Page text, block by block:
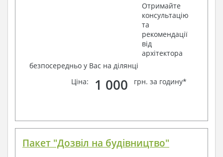
Отримайте
консультацію
та
рекомендації
від
архітектора
безпосередньо у Вас на ділянці
Ціна:
1 000 грн. за годину*
Пакет "Дозвіл на будівництво"